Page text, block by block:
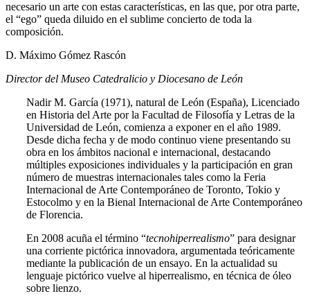
necesario un arte con estas características, en las que, por otra parte,
el “ego” queda diluido en el sublime concierto de toda la
composición.
D. Máximo Gómez Rascón
Director del Museo Catedralicio y Diocesano de León
Nadir M. García (1971), natural de León (España), Licenciado
en Historia del Arte por la Facultad de Filosofía y Letras de la
Universidad de León, comienza a exponer en el año 1989.
Desde dicha fecha y de modo continuo viene presentando su
obra en los ámbitos nacional e internacional, destacando
múltiples exposiciones individuales y la participación en gran
número de muestras internacionales tales como la Feria
Internacional de Arte Contemporáneo de Toronto, Tokio y
Estocolmo y en la Bienal Internacional de Arte Contemporáneo
de Florencia.
En 2008 acuña el término “tecnohiperrealismo” para designar
una corriente pictórica innovadora, argumentada teóricamente
mediante la publicación de un ensayo. En la actualidad su
lenguaje pictórico vuelve al hiperrealismo, en técnica de óleo
sobre lienzo.